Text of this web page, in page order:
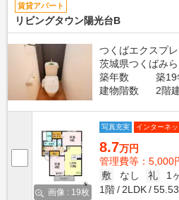
賃貸アパート
リビングタウン陽光台B
つくばエクスプ
茨城県つくばみ
築年数
築19
建物階数
2階
画像 : 19枚
写真充実 インターネ
8.7万円
管理費等：5,000
敷
なし 礼
1
1階
2LDK